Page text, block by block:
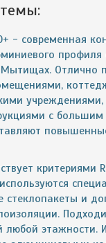
- современная
профиля
Мытищах. Отлично
с большим
критериями
стеклопакеты и
любой этажности.